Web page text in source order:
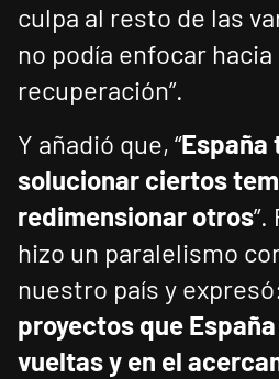
culpa al resto de las
no podía enfocar
recuperación”.
Y añadió que, “España
solucionar ciertos
redimensionar otros
hizo un paralelismo
nuestro país y
proyectos que
vueltas y en el